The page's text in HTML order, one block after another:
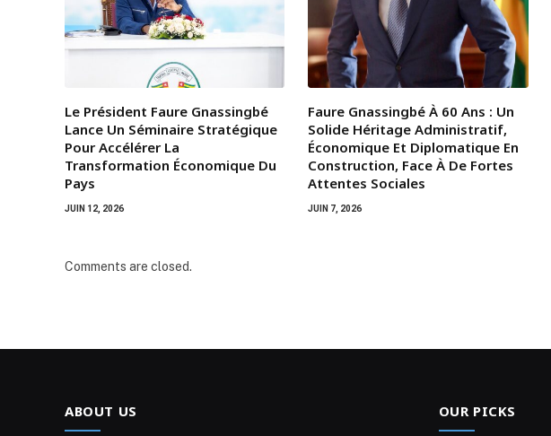
Le Président Faure Gnassingbé
Lance Un Séminaire Stratégique
Pour Accélérer La
Transformation Économique Du
Pays
JUIN 12, 2026
Faure Gnassingbé À 60 Ans : Un
Solide Héritage Administratif,
Économique Et Diplomatique En
Construction, Face À De Fortes
Attentes Sociales
JUIN 7, 2026
Comments are closed.
ABOUT US OUR PICKS